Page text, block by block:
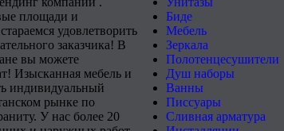
площади и
удовлетворить
заказчика! В
вы можете
Изысканная мебель и
индивидуальный
рынке по
У нас более 20
Биде
Мебель
Зеркала
Полотенцесушители
Душ наборы
Ванны
Писсуары
Сливная арматура